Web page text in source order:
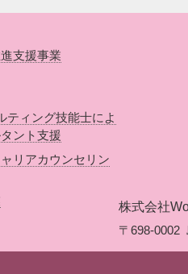
支援事業
ティング技能士によ
ント支援
リアカウンセリン
株式会社
〒698-0002